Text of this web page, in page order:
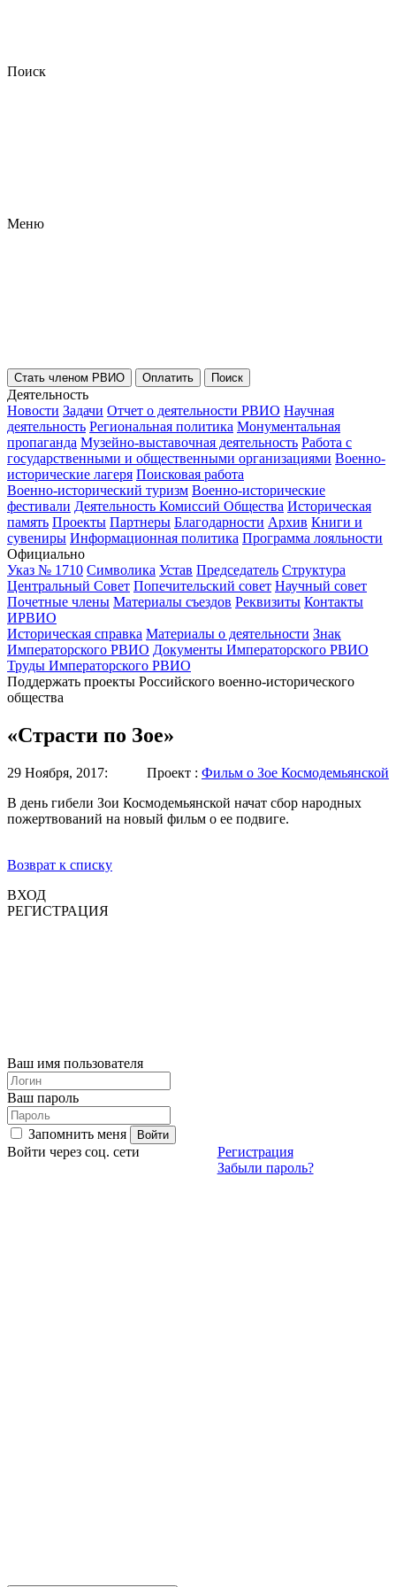
Поиск
Меню
Стать членом РВИО Оплатить Поиск
Деятельность
Новости Задачи Отчет о деятельности РВИО Научная
деятельность Региональная политика Монументальная
пропаганда Музейно-выставочная деятельность Работа с
государственными и общественными организациями Военно-
исторические лагеря Поисковая работа
Военно-исторический туризм Военно-исторические
фестивали Деятельность Комиссий Общества Историческая
память Проекты Партнеры Благодарности Архив Книги и
сувениры Информационная политика Программа лояльности
Официально
Указ № 1710 Символика Устав Председатель Структура
Центральный Совет Попечительский совет Научный совет
Почетные члены Материалы съездов Реквизиты Контакты
ИРВИО
Историческая справка Материалы о деятельности Знак
Императорского РВИО Документы Императорского РВИО
Труды Императорского РВИО
Поддержать проекты Российского военно-исторического
общества
«Страсти по Зое»
29 Ноября, 2017: Проект : Фильм о Зое Космодемьянской
В день гибели Зои Космодемьянской начат сбор народных
пожертвований на новый фильм о ее подвиге.
Возврат к списку
ВХОД
РЕГИСТРАЦИЯ
Ваш имя пользователя
Ваш пароль
Запомнить меня
Регистрация
Забыли пароль?
Войти через соц. сети